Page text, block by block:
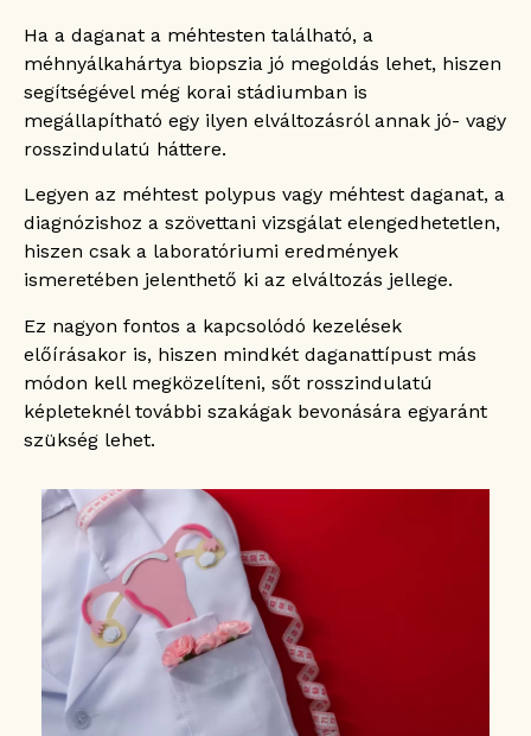
Ha a daganat a méhtesten található, a
méhnyálkahártya biopszia jó megoldás lehet, hiszen
segítségével még korai stádiumban is
megállapítható egy ilyen elváltozásról annak jó- vagy
rosszindulatú háttere.
Legyen az méhtest polypus vagy méhtest daganat, a
diagnózishoz a szövettani vizsgálat elengedhetetlen,
hiszen csak a laboratóriumi eredmények
ismeretében jelenthető ki az elváltozás jellege.
Ez nagyon fontos a kapcsolódó kezelések
előírásakor is, hiszen mindkét daganattípust más
módon kell megközelíteni, sőt rosszindulatú
képleteknél további szakágak bevonására egyaránt
szükség lehet.